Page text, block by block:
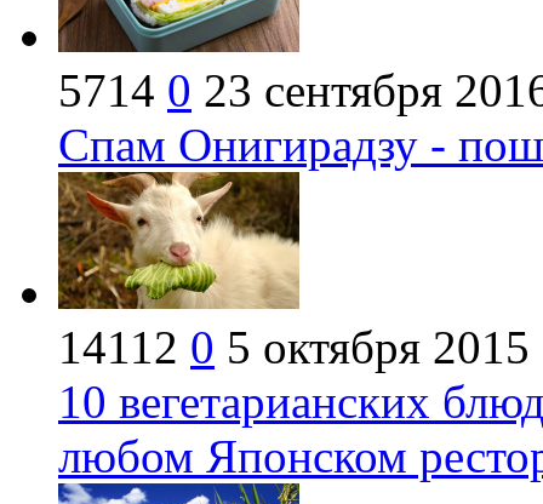
5714 0 23 сентября
Спам Онигирадзу -
14112 0 5 октября 2015
10 вегетарианских
любом Японском